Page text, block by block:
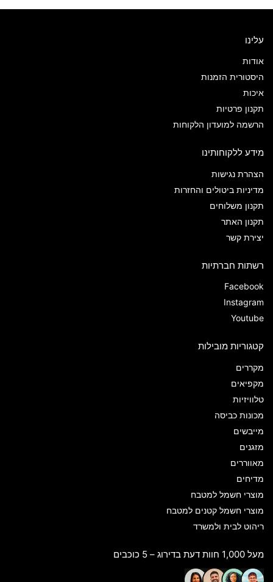
עלינו
אודות
היסטורית הזמנות
איכות
תקנון פרטיות
הרשמה למועדון הלקוחות
מידע ללקוחותינו
הצהרת נגישות
מדיניות ביטולים והחזרות
תקנון משלוחים
תקנון האתר
יצירת קשר
רשתות חברתיות
Facebook
Instagram
Youtube
קטגוריות מובילות
מקררים
מקפיאים
טלוויזיות
מכונות כביסה
מייבשים
מזגנים
מאווררים
מדיחים
מוצרי חשמל למטבח
מוצרי חשמל קטנים למטבח
ריהוט לבית ולמשרד
מעל 1,000 חוות דעת בדירוג – 5 כוכבים